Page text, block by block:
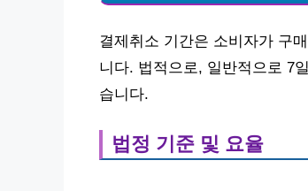
결제취소 기간은 소비자가 구
니다. 법적으로, 일반적으로 7
습니다.
법정 기준 및 요율